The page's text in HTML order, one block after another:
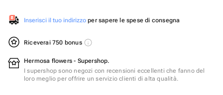
Inserisci il tuo indirizzo per sapere le spese di consegna
Riceverai 750 bonus
Hermosa flowers - Supershop.
I supershop sono negozi con recensioni eccellenti che fanno del
loro meglio per offrire un servizio clienti di alta qualità.